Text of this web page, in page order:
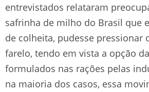
entrevistados relataram
safrinha de milho do Brasil que
de colheita, pudesse pressionar
farelo, tendo em vista a opção
formulados nas rações pelas
na maioria dos casos, essa